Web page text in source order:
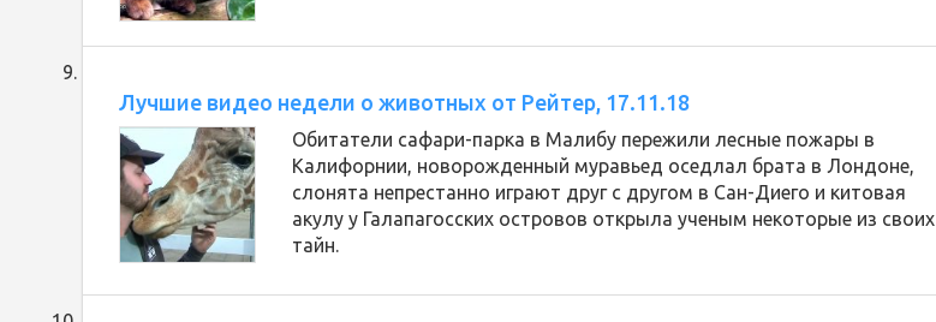
Лучшие видео недели о животных от Рейтер, 17.11.18
Обитатели сафари-парка в Малибу пережили лесные пожары в
Калифорнии, новорожденный муравьед оседлал брата в Лондоне,
слонята непрестанно играют друг с другом в Сан-Диего и китовая
акулу у Галапагосских островов открыла ученым некоторые из своих
тайн.